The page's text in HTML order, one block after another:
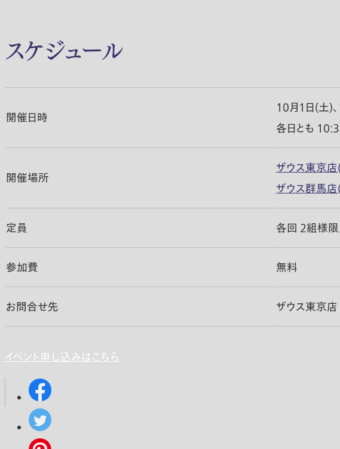
スケジュール
開催日時
10月1日(土)
各日とも
開催場所
ザウス東京
ザウス群馬
定員 各回 2組様限
参加費 無料
お問合せ先 ザウス東京店
イベント申し込みはこちら